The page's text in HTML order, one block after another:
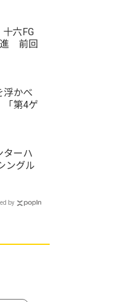
ズ横浜
十六FG
進 前回
浮かべ
第4ゲ
ターハ
ングル
愛央が
by